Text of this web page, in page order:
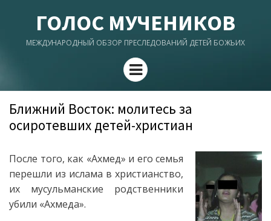
ГОЛОС МУЧЕНИКОВ
МЕЖДУНАРОДНЫЙ ОБЗОР ПРЕСЛЕДОВАНИЙ ДЕТЕЙ БОЖЬИХ
Menu
Ближний Восток: молитесь за
осиротевших детей-христиан
После того, как «Ахмед» и его семья
перешли из ислама в христианство,
их мусульманские родственники
убили «Ахмеда».